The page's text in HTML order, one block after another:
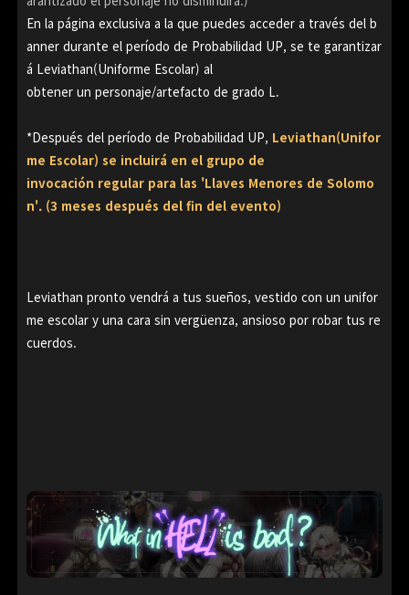
En la página exclusiva a la que puedes acceder a través del b
anner durante el período de Probabilidad UP, se te garantizar
á Leviathan(Uniforme Escolar) al
obtener un personaje/artefacto de grado L.
*Después del período de Probabilidad UP, Leviathan(Unifor
me Escolar) se incluirá en el grupo de
invocación regular para las 'Llaves Menores de Solomo
n'. (3 meses después del fin del evento)
Leviathan pronto vendrá a tus sueños, vestido con un unifor
me escolar y una cara sin vergüenza, ansioso por robar tus re
cuerdos.